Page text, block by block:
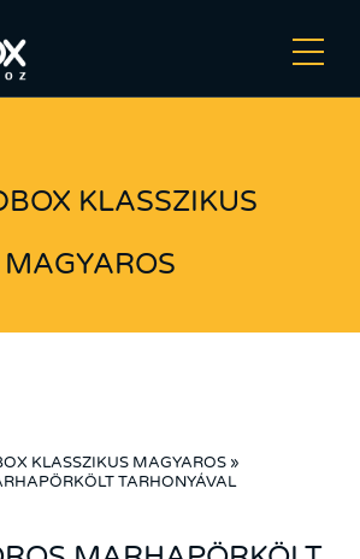
KLASSZIKUS
MAGYAROS
KLASSZIKUS MAGYAROS »
TARHONYÁVAL